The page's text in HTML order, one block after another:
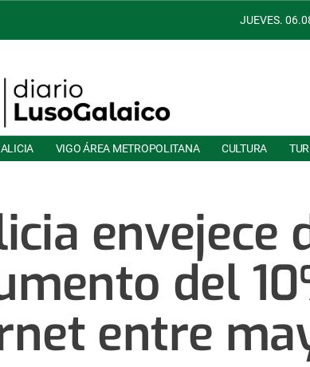
JUEVES.
VIGO ÁREA METROPOLITANA CULTURA
del
entre